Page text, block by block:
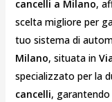
cancelli a Milano,
scelta migliore per
tuo sistema di
Milano, situata in
specializzato per la
cancelli,